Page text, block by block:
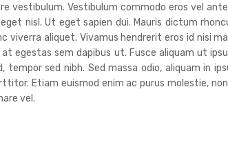
vestibulum. Vestibulum commodo eros vel
nisl. Ut eget sapien dui. Mauris dictum
viverra aliquet. Vivamus hendrerit eros id nisi
egestas sem dapibus ut. Fusce aliquam ut
sed nibh. Sed massa odio, aliquam in
Etiam euismod enim ac purus molestie,
vel.